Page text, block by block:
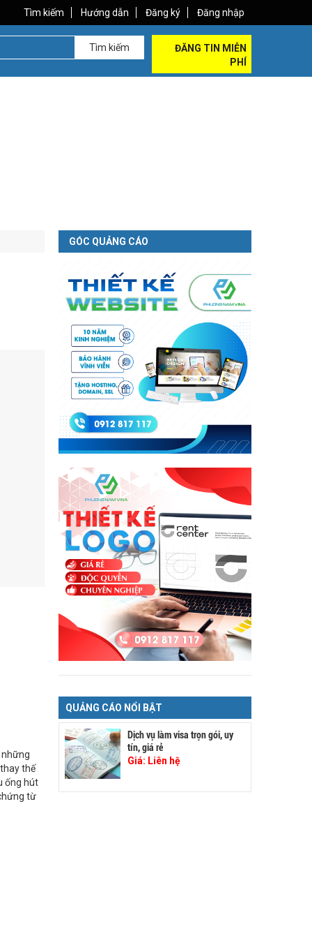
Tìm kiếm Hướng dẫn Đăng ký Đăng nhập
Tìm kiếm
ĐĂNG TIN MIỄN
PHÍ
những
thế
ống hút
từ
GÓC QUẢNG CÁO
QUẢNG CÁO NỔI BẬT
Dịch vụ làm visa trọn gói, uy
tín, giá rẻ
Giá: Liên hệ